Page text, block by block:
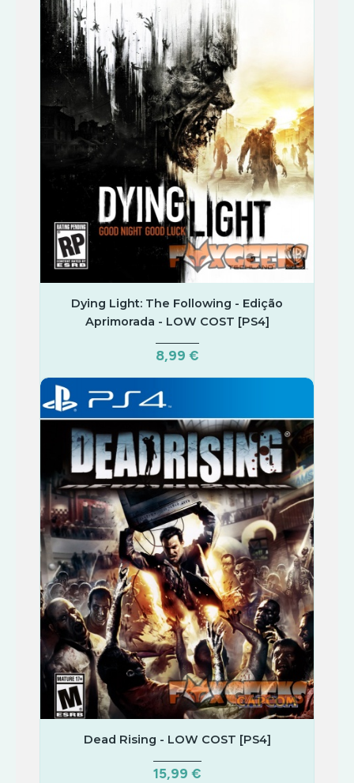
Dying Light: The Following - Edição
Aprimorada - LOW COST [PS4]
8,99 €
COMPRAR
Dead Rising - LOW COST [PS4]
15,99 €